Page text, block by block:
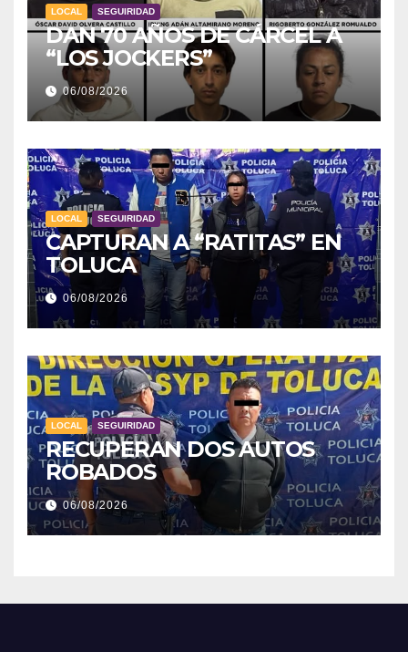
LOCAL SEGUIRIDAD
DAN 70 AÑOS DE CÁRCEL A
“LOS JOCKERS”
06/08/2026
LOCAL SEGUIRIDAD
CAPTURAN A “RATITAS” EN
TOLUCA
06/08/2026
LOCAL SEGUIRIDAD
RECUPERAN DOS AUTOS
ROBADOS
06/08/2026